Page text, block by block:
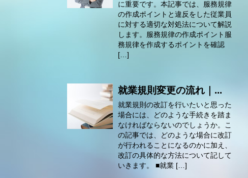
に重要です。本記事では、服務規律
の作成ポイントと違反をした従業員
に対する適切な対処法について解説
します。服務規律の作成ポイント服
務規律を作成するポイントを確認
[…]
就業規則変更の流れ｜...
就業規則の改訂を行いたいと思った
場合には、どのような手続きを踏ま
なければならないのでしょうか。こ
の記事では、どのような場合に改訂
が行われることになるのかに加え、
改訂の具体的な方法について記して
いきます。 ■就業 […]